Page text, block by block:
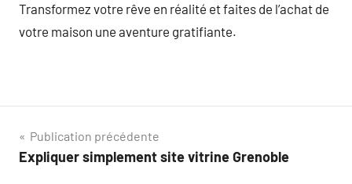
Transformez votre rêve en réalité et faites de l’achat de
votre maison une aventure gratifiante.
Navigation
de
Publication précédente
Expliquer simplement site vitrine Grenoble